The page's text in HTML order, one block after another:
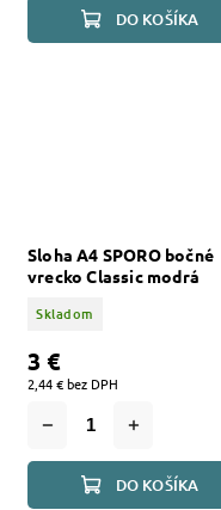
DO KOŠÍKA
Sloha A4 SPORO bočné
vrecko Classic modrá
Skladom
2,44 € bez DPH
3 €
DO KOŠÍKA